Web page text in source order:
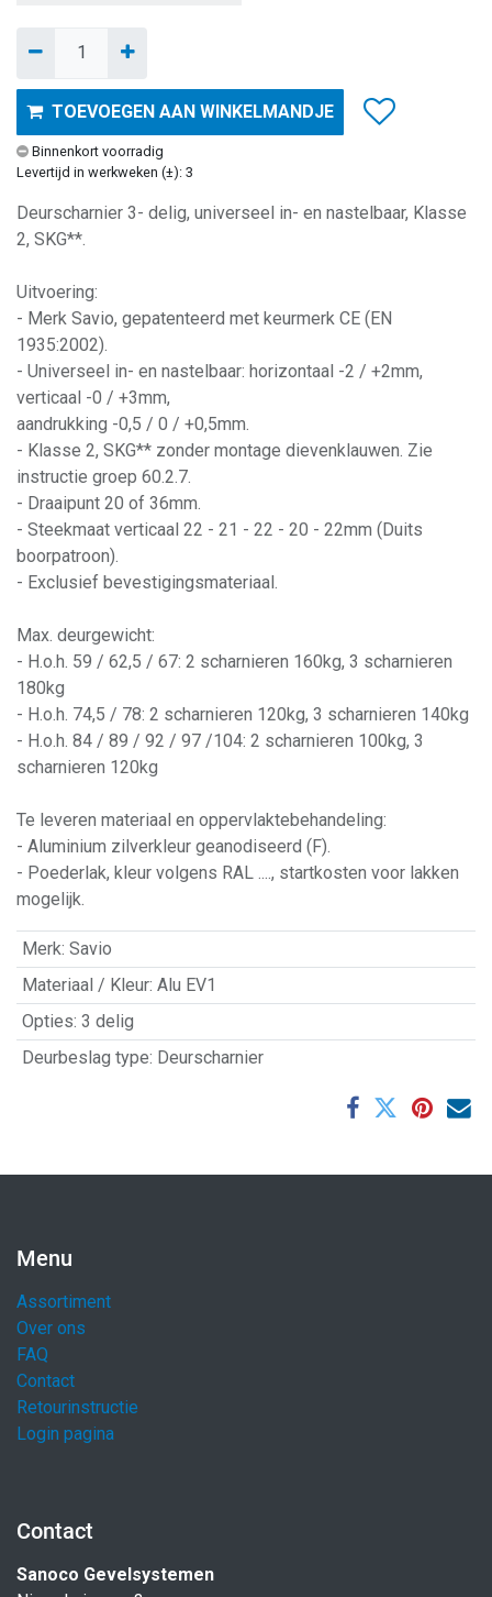
TOEVOEGEN AAN WINKELMANDJE
Binnenkort voorradig
Levertijd in werkweken (±): 3
Deurscharnier 3- delig, universeel in- en nastelbaar, Klasse
2, SKG**.
Uitvoering:
- Merk Savio, gepatenteerd met keurmerk CE (EN
1935:2002).
- Universeel in- en nastelbaar: horizontaal -2 / +2mm,
verticaal -0 / +3mm,
aandrukking -0,5 / 0 / +0,5mm.
- Klasse 2, SKG** zonder montage dievenklauwen. Zie
instructie groep 60.2.7.
- Draaipunt 20 of 36mm.
- Steekmaat verticaal 22 - 21 - 22 - 20 - 22mm (Duits
boorpatroon).
- Exclusief bevestigingsmateriaal.
Max. deurgewicht:
- H.o.h. 59 / 62,5 / 67: 2 scharnieren 160kg, 3 scharnieren
180kg
- H.o.h. 74,5 / 78: 2 scharnieren 120kg, 3 scharnieren 140kg
- H.o.h. 84 / 89 / 92 / 97 /104: 2 scharnieren 100kg, 3
scharnieren 120kg
Te leveren materiaal en oppervlaktebehandeling:
- Aluminium zilverkleur geanodiseerd (F).
- Poederlak, kleur volgens RAL ...., startkosten voor lakken
mogelijk.
Merk: Savio
Materiaal / Kleur: Alu EV1
Opties: 3 delig
Deurbeslag type: Deurscharnier
Menu
Assortiment
Over ons
FAQ
Contact
Retourinstructie
Login pagina
Contact
Sanoco Gevelsystemen